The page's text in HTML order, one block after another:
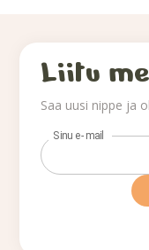
Liitu
Saa uusi nippe ja
Sinu e-mail